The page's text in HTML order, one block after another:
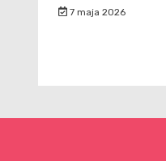
7 maja 2026